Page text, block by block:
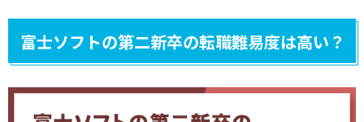
富士ソフトの第二新卒の転職難易度は高い？